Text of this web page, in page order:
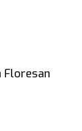
Floresan